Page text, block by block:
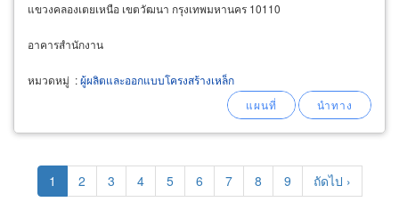
แขวงคลองเตยเหนือ เขตวัฒนา กรุงเทพมหานคร 10110
อาคารสำนักงาน
หมวดหมู่ :ผู้ผลิตและออกแบบโครงสร้างเหล็ก
Pagination
Current
page
1 Page
2 Page
3 Page
4 Page
5 Page
6 Page
7 Page
8 Page
9
Next
page
ถัดไป ›